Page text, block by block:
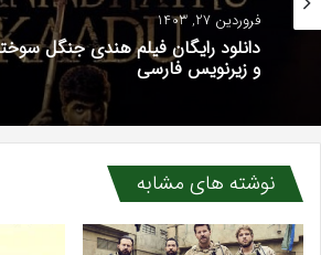
فروردین 27, 1403
و زیرنویس فارسی
نوشته های مشابه